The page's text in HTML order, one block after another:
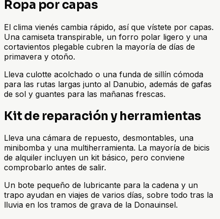
Ropa por capas
El clima vienés cambia rápido, así que vístete por capas.
Una camiseta transpirable, un forro polar ligero y una
cortavientos plegable cubren la mayoría de días de
primavera y otoño.
Lleva culotte acolchado o una funda de sillín cómoda
para las rutas largas junto al Danubio, además de gafas
de sol y guantes para las mañanas frescas.
Kit de reparación y herramientas
Lleva una cámara de repuesto, desmontables, una
minibomba y una multiherramienta. La mayoría de bicis
de alquiler incluyen un kit básico, pero conviene
comprobarlo antes de salir.
Un bote pequeño de lubricante para la cadena y un
trapo ayudan en viajes de varios días, sobre todo tras la
lluvia en los tramos de grava de la Donauinsel.